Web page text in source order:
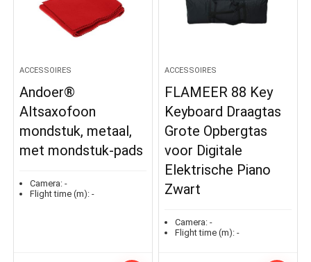
ACCESSOIRES
Andoer®
Altsaxofoon
mondstuk, metaal,
met mondstuk-pads
Camera: -
Flight time (m): -
ACCESSOIRES
FLAMEER 88 Key
Keyboard Draagtas
Grote Opbergtas
voor Digitale
Elektrische Piano
Zwart
Camera: -
Flight time (m): -